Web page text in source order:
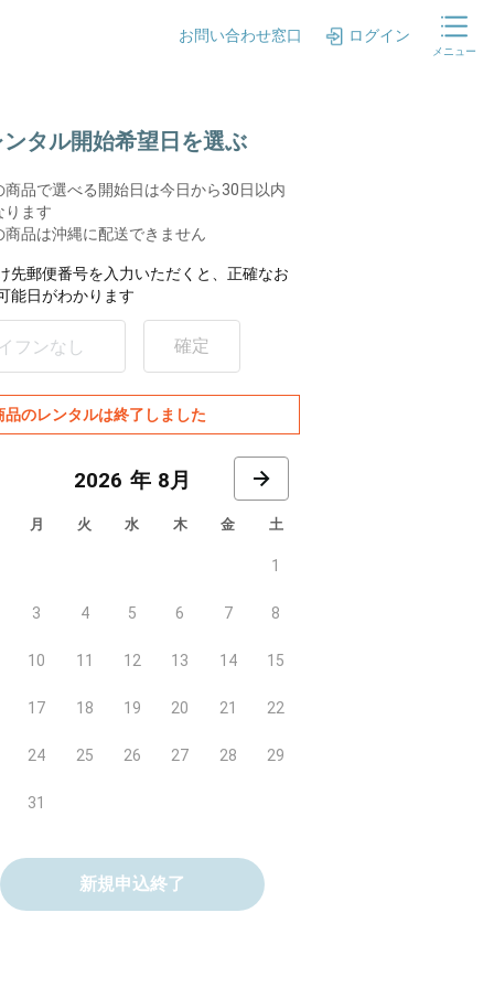
お問い合わせ窓口 ログイン
メニュー
ンタル開始希望日を選ぶ
商品で選べる開始日は今日から30日以内
ります
商品は沖縄に配送できません
先郵便番号を入力いただくと、正確なお
能日がわかります
確定
品のレンタルは終了しました
8月
月 火 水 木 金 土
1
3 4 5 6 7 8
10 11 12 13 14 15
17 18 19 20 21 22
24 25 26 27 28 29
31
新規申込終了